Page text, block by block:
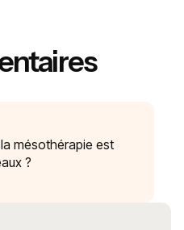
mésothérapie est
?